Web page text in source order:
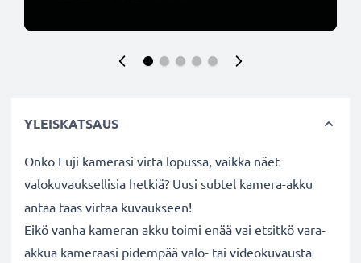
YLEISKATSAUS
Onko Fuji kamerasi virta lopussa, vaikka näet
valokuvauksellisia hetkiä? Uusi subtel kamera-akku
antaa taas virtaa kuvaukseen!
Eikö vanha kameran akku toimi enää vai etsitkö vara-
akkua kameraasi pidempää valo- tai videokuvausta